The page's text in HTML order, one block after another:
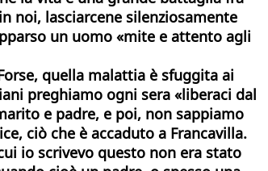
noi, lasciarcene silenziosamente
un uomo «mite e attento agli
quella malattia è sfuggita ai
preghiamo ogni sera «liberaci dal
e padre, e poi, non sappiamo
ciò che è accaduto a Francavilla.
io scrivevo questo non era stato